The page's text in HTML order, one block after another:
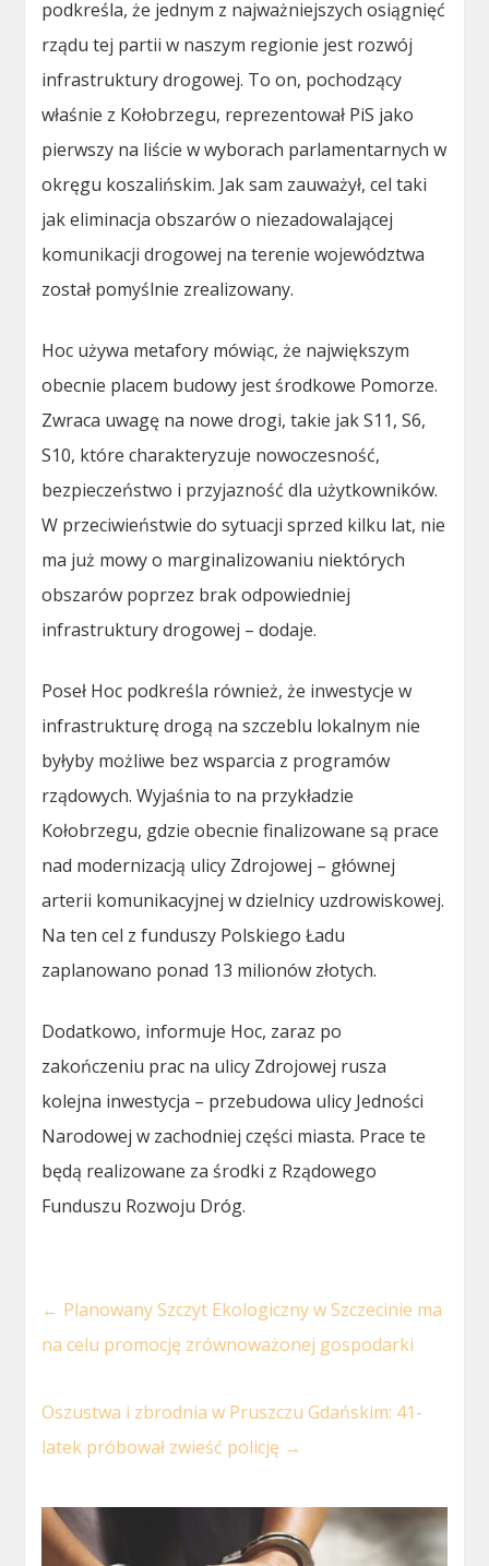
podkreśla, że jednym z najważniejszych osiągnięć
rządu tej partii w naszym regionie jest rozwój
infrastruktury drogowej. To on, pochodzący
właśnie z Kołobrzegu, reprezentował PiS jako
pierwszy na liście w wyborach parlamentarnych w
okręgu koszalińskim. Jak sam zauważył, cel taki
jak eliminacja obszarów o niezadowalającej
komunikacji drogowej na terenie województwa
został pomyślnie zrealizowany.
Hoc używa metafory mówiąc, że największym
obecnie placem budowy jest środkowe Pomorze.
Zwraca uwagę na nowe drogi, takie jak S11, S6,
S10, które charakteryzuje nowoczesność,
bezpieczeństwo i przyjazność dla użytkowników.
W przeciwieństwie do sytuacji sprzed kilku lat, nie
ma już mowy o marginalizowaniu niektórych
obszarów poprzez brak odpowiedniej
infrastruktury drogowej – dodaje.
Poseł Hoc podkreśla również, że inwestycje w
infrastrukturę drogą na szczeblu lokalnym nie
byłyby możliwe bez wsparcia z programów
rządowych. Wyjaśnia to na przykładzie
Kołobrzegu, gdzie obecnie finalizowane są prace
nad modernizacją ulicy Zdrojowej – głównej
arterii komunikacyjnej w dzielnicy uzdrowiskowej.
Na ten cel z funduszy Polskiego Ładu
zaplanowano ponad 13 milionów złotych.
Dodatkowo, informuje Hoc, zaraz po
zakończeniu prac na ulicy Zdrojowej rusza
kolejna inwestycja – przebudowa ulicy Jedności
Narodowej w zachodniej części miasta. Prace te
będą realizowane za środki z Rządowego
Funduszu Rozwoju Dróg.
← Planowany Szczyt Ekologiczny w Szczecinie ma
na celu promocję zrównoważonej gospodarki
Oszustwa i zbrodnia w Pruszczu Gdańskim: 41-
latek próbował zwieść policję →